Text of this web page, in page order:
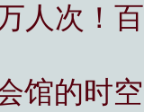
人次！
馆的时